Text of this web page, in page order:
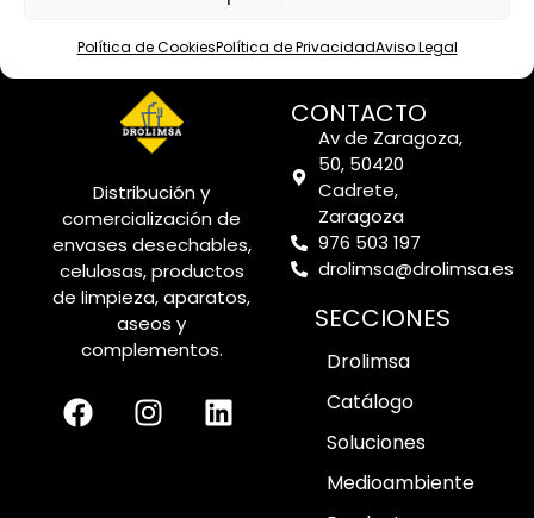
Política de CookiesPolítica de PrivacidadAviso Legal
Distribución y
comercialización de
envases desechables,
celulosas, productos
de limpieza, aparatos,
aseos y
complementos.
CONTACTO
Av de Zaragoza,
50, 50420
Cadrete,
Zaragoza
976 503 197
drolimsa@drolimsa.es
SECCIONES
Drolimsa
Catálogo
Soluciones
Medioambiente